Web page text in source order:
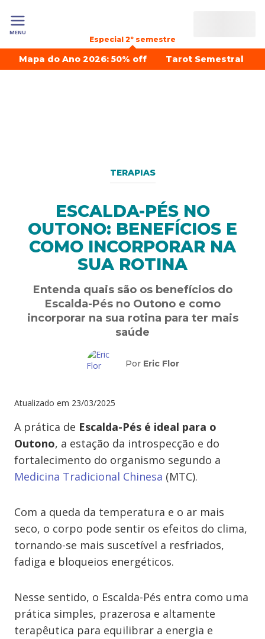
MENU
Especial 2º semestre
Mapa do Ano 2026: 50% off Tarot Semestral
TERAPIAS
ESCALDA-PÉS NO
OUTONO: BENEFÍCIOS E
COMO INCORPORAR NA
SUA ROTINA
Entenda quais são os benefícios do
Escalda-Pés no Outono e como
incorporar na sua rotina para ter mais
saúde
Por Eric Flor
Atualizado em 23/03/2025
A prática de Escalda-Pés é ideal para o
Outono, a estação da introspecção e do
fortalecimento do organismo segundo a
Medicina Tradicional Chinesa (MTC).
Com a queda da temperatura e o ar mais
seco, o corpo pode sentir os efeitos do clima,
tornando-se mais suscetível a resfriados,
fadiga e bloqueios energéticos.
Nesse sentido, o Escalda-Pés entra como uma
prática simples, prazerosa e altamente
terapêutica para equilibrar a energia e